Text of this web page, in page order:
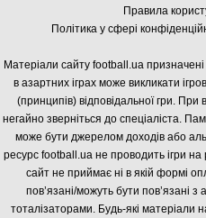
Правила
Політика у сфері
Матеріали сайту football.ua
в азартних іграх може викликати
(принципів) відповідальної гри.
негайно зверніться до спеціаліста.
може бути джерелом доходів або
ресурс football.ua не проводить ігри на
сайт не приймає ні в якій формі
пов’язані/можуть бути пов’язані
тоталізаторами. Будь-які матеріали